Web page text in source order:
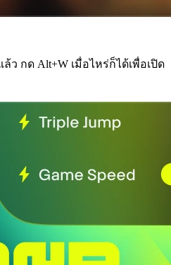
ว กด Alt+W เมื่อไหร่ก็ได้เพื่อเปิด